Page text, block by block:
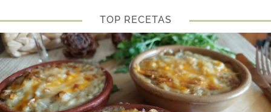
TOP RECETAS